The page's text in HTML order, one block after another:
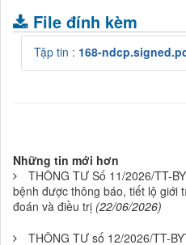
File đính kèm
Tập tin : 168-
Những tin mới hơn
THÔNG TƯ Số 11/2026/TT-
bệnh được thông báo, tiết lộ giới
đoán và điều trị (22/06/2026)
THÔNG TƯ số 12/2026/TT-